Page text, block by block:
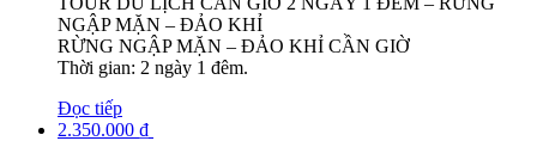
NGẬP MẶN – ĐẢO KHỈ
RỪNG NGẬP MẶN – ĐẢO KHỈ CẦN GIỜ
Thời gian: 2 ngày 1 đêm.
Đọc tiếp
2.350.000 ₫